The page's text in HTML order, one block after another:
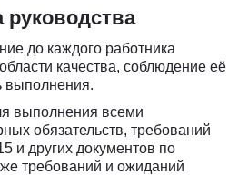
руководства
до каждого работника
качества, соблюдение её
выполнения.
выполнения всеми
обязательств, требований
и других документов по
требований и ожиданий